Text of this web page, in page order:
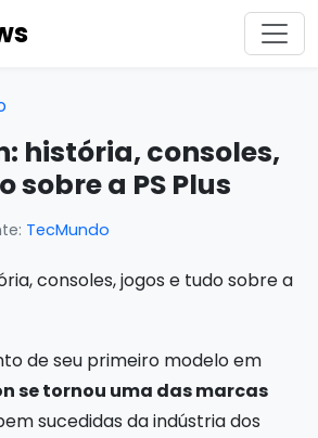
história, consoles,
sobre a PS Plus
TecMundo
de seu primeiro modelo em
se tornou uma das marcas
sucedidas da indústria dos